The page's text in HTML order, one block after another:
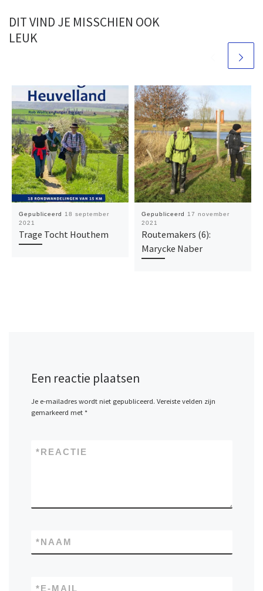
DIT VIND JE MISSCHIEN OOK
LEUK
Gepubliceerd
18 september
2021
Trage Tocht Houthem
Gepubliceerd
17 november
2021
Routemakers (6):
Marycke Naber
Een reactie plaatsen
Je e-mailadres wordt niet gepubliceerd. Vereiste velden zijn
gemarkeerd met *
REACTIE
*
NAAM
*
E-MAIL
*